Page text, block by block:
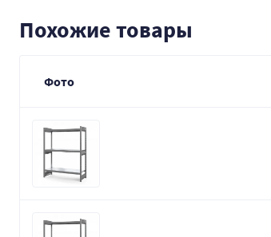
Похожие товары
Фото